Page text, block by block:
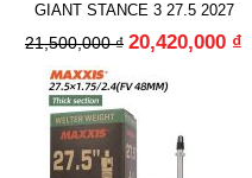
GIANT STANCE 3 27.5 2027
21,500,000 ₫ 20,420,000 ₫